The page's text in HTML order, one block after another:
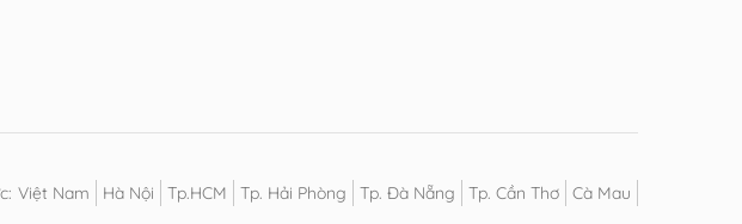
Việt Nam Hà Nội Tp.HCM Tp. Hải Phòng Tp. Đà Nẵng Tp. Cần Thơ Cà Mau